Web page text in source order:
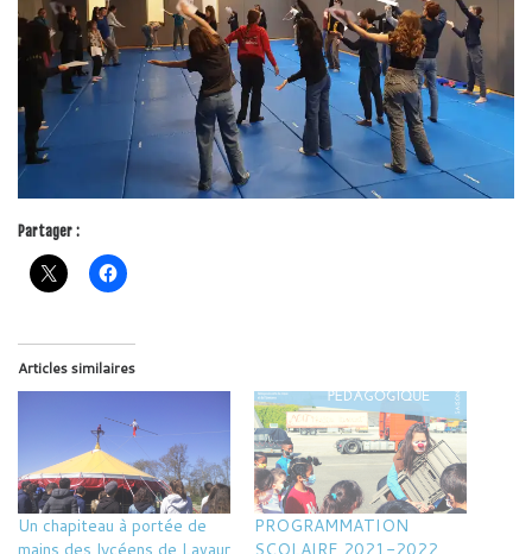
Partager :
Articles similaires
Un chapiteau à portée de
mains des lycéens de Lavaur
PROGRAMMATION
SCOLAIRE 2021-2022